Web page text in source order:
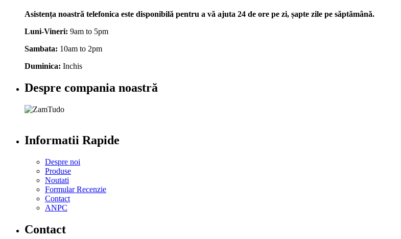
Asistența noastră telefonica este disponibilă pentru a vă ajuta 24 de ore pe zi, șapte zile pe săptămână.
Luni-Vineri: 9am to 5pm
Sambata: 10am to 2pm
Duminica: Inchis
Despre compania noastră
Informatii Rapide
Despre noi
Produse
Noutati
Formular Recenzie
Contact
ANPC
Contact